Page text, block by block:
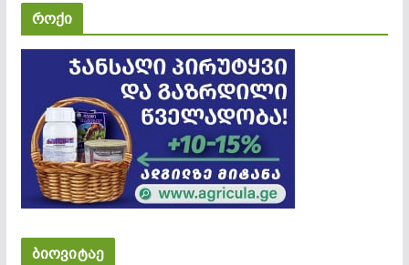
როქი
ბიოვიტაე